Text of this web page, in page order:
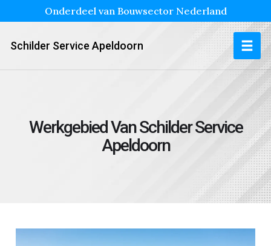
Onderdeel van Bouwsector Nederland
Schilder Service Apeldoorn
Werkgebied Van Schilder Service
Apeldoorn